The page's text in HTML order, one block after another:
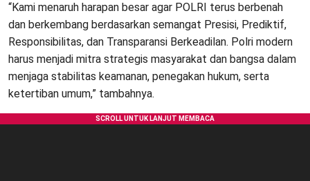
“Kami menaruh harapan besar agar POLRI terus berbenah
dan berkembang berdasarkan semangat Presisi, Prediktif,
Responsibilitas, dan Transparansi Berkeadilan. Polri modern
harus menjadi mitra strategis masyarakat dan bangsa dalam
menjaga stabilitas keamanan, penegakan hukum, serta
ketertiban umum,” tambahnya.